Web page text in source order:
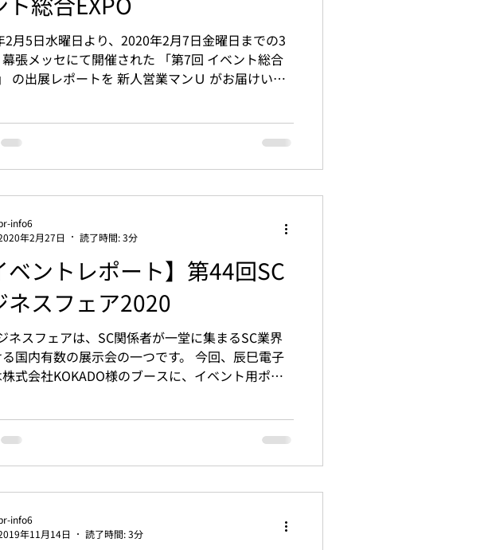
2月5日水曜日より、2020年2月7日金曜日までの3
張メッセにて開催された 「第7回 イベント総合
の出展レポートを 新人営業マンＵ がお届けいた
ベントレポート】第44回SC
ネスフェア2020
ネスフェアは、SC関係者が一堂に集まるSC業界
国内有数の展示会の一つです。 今回、辰巳電子
式会社KOKADO様のブースに、イベント用ポー
info6
年2月27日
読了時間: 3分
info6
年11月14日
読了時間: 3分